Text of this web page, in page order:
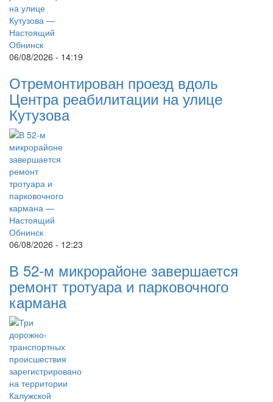
06/08/2026 - 14:19
Отремонтирован проезд вдоль
Центра реабилитации на улице
Кутузова
06/08/2026 - 12:23
В 52-м микрорайоне завершается
ремонт тротуара и парковочного
кармана